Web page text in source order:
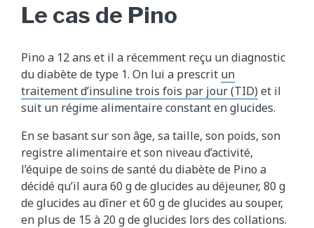
Le cas de Pino
Pino a 12 ans et il a récemment reçu un diagnostic
du diabète de type 1. On lui a prescrit un
traitement d’insuline trois fois par jour (TID) et il
suit un régime alimentaire constant en glucides.
En se basant sur son âge, sa taille, son poids, son
registre alimentaire et son niveau d’activité,
l’équipe de soins de santé du diabète de Pino a
décidé qu’il aura 60 g de glucides au déjeuner, 80 g
de glucides au dîner et 60 g de glucides au souper,
en plus de 15 à 20 g de glucides lors des collations.